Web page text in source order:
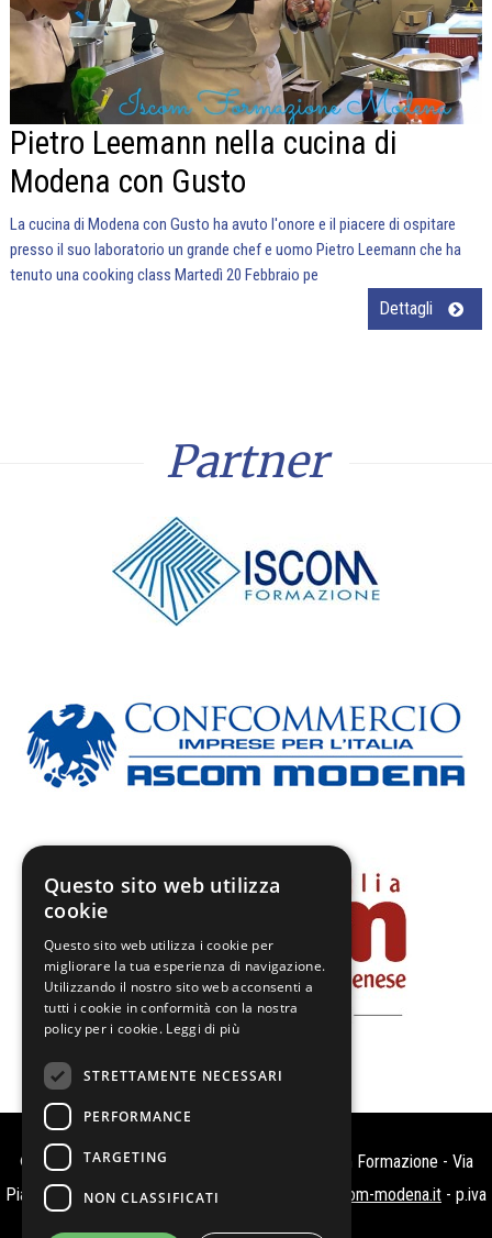
Pietro Leemann nella cucina di
Modena con Gusto
La cucina di Modena con Gusto ha avuto l'onore e il piacere di ospitare
presso il suo laboratorio un grande chef e uomo Pietro Leemann che ha
tenuto una cooking class Martedì 20 Febbraio pe
Dettagli
Partner
© Copyright 2018 Modena con Gusto c/o Iscom Formazione - Via
Piave, 125 a ModenaTel: 059 7364350 info@iscom-modena.it - p.iva
00829580364 -Cookie
Questo sito web utilizza
cookie
Questo sito web utilizza i cookie per
migliorare la tua esperienza di navigazione.
Utilizzando il nostro sito web acconsenti a
tutti i cookie in conformità con la nostra
policy per i cookie. Leggi di più
STRETTAMENTE NECESSARI
PERFORMANCE
TARGETING
NON CLASSIFICATI